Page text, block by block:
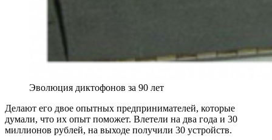
Эволюция диктофонов за 90 лет
Делают его двое опытных предпринимателей, которые
думали, что их опыт поможет. Влетели на два года и 30
миллионов рублей, на выходе получили 30 устройств.